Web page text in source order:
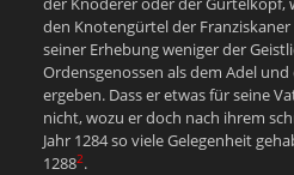
den Knotengürtel der Franziskaner
seiner Erhebung weniger der
Ordensgenossen als dem Adel
ergeben. Dass er etwas für seine
nicht, wozu er doch nach ihrem
Jahr 1284 so viele Gelegenheit
12882.